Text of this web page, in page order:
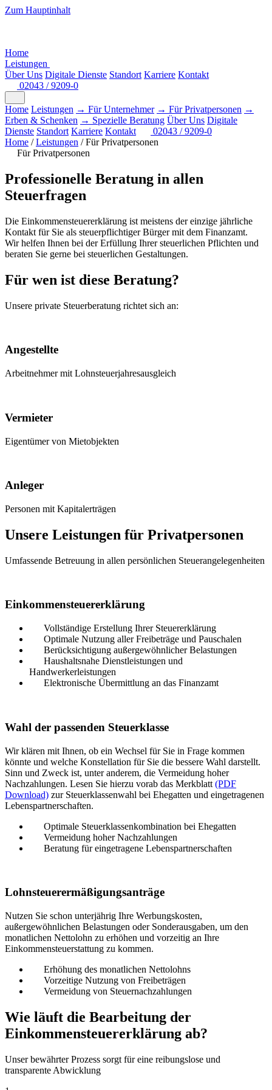
Zum Hauptinhalt
Home
Leistungen
Über Uns Digitale Dienste Standort Karriere Kontakt
02043 / 9209-0
Home Leistungen → Für Unternehmer → Für Privatpersonen →
Erben & Schenken → Spezielle Beratung Über Uns Digitale
Dienste Standort Karriere Kontakt
02043 / 9209-0
Home / Leistungen / Für Privatpersonen
Für Privatpersonen
Professionelle Beratung in allen
Steuerfragen
Die Einkommensteuererklärung ist meistens der einzige jährliche
Kontakt für Sie als steuerpflichtiger Bürger mit dem Finanzamt.
Wir helfen Ihnen bei der Erfüllung Ihrer steuerlichen Pflichten und
beraten Sie gerne bei steuerlichen Gestaltungen.
Für wen ist diese Beratung?
Unsere private Steuerberatung richtet sich an:
Angestellte
Arbeitnehmer mit Lohnsteuerjahresausgleich
Vermieter
Eigentümer von Mietobjekten
Anleger
Personen mit Kapitalerträgen
Unsere Leistungen für Privatpersonen
Umfassende Betreuung in allen persönlichen Steuerangelegenheiten
Einkommensteuererklärung
Vollständige Erstellung Ihrer Steuererklärung
Optimale Nutzung aller Freibeträge und Pauschalen
Berücksichtigung außergewöhnlicher Belastungen
Haushaltsnahe Dienstleistungen und
Handwerkerleistungen
Elektronische Übermittlung an das Finanzamt
Wahl der passenden Steuerklasse
Wir klären mit Ihnen, ob ein Wechsel für Sie in Frage kommen
könnte und welche Konstellation für Sie die bessere Wahl darstellt.
Sinn und Zweck ist, unter anderem, die Vermeidung hoher
Nachzahlungen. Lesen Sie hierzu vorab das Merkblatt (PDF
Download) zur Steuerklassenwahl bei Ehegatten und eingetragenen
Lebenspartnerschaften.
Optimale Steuerklassenkombination bei Ehegatten
Vermeidung hoher Nachzahlungen
Beratung für eingetragene Lebenspartnerschaften
Lohnsteuerermäßigungsanträge
Nutzen Sie schon unterjährig Ihre Werbungskosten,
außergewöhnlichen Belastungen oder Sonderausgaben, um den
monatlichen Nettolohn zu erhöhen und vorzeitig an Ihre
Einkommensteuerstattung zu kommen.
Erhöhung des monatlichen Nettolohns
Vorzeitige Nutzung von Freibeträgen
Vermeidung von Steuernachzahlungen
Wie läuft die Bearbeitung der
Einkommensteuererklärung ab?
Unser bewährter Prozess sorgt für eine reibungslose und
transparente Abwicklung